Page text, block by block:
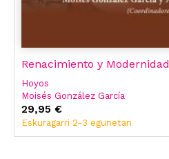
Renacimiento y Modernidad
Hoyos
Moisés González García
Francisco Calero
Jordi Claramonte
29,95 €
Eskuragarri 2-3 egunetan